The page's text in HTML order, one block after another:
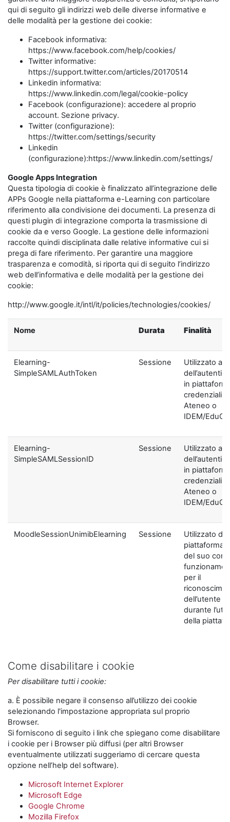
qui di seguito gli indirizzi web delle diverse informative e
delle modalità per la gestione dei cookie:
Facebook informativa:
https://www.facebook.com/help/cookies/
Twitter informative:
https://support.twitter.com/articles/20170514
Linkedin informativa:
https://www.linkedin.com/legal/cookie-policy
Facebook (configurazione): accedere al proprio
account. Sezione privacy.
Twitter (configurazione):
https://twitter.com/settings/security
Linkedin
(configurazione):https://www.linkedin.com/settings/
Google Apps Integration
Questa tipologia di cookie è finalizzato all’integrazione delle
APPs Google nella piattaforma e-Learning con particolare
riferimento alla condivisione dei documenti. La presenza di
questi plugin di integrazione comporta la trasmissione di
cookie da e verso Google. La gestione delle informazioni
raccolte quindi disciplinata dalle relative informative cui si
prega di fare riferimento. Per garantire una maggiore
trasparenza e comodità, si riporta qui di seguito l’indirizzo
web dell’informativa e delle modalità per la gestione dei
cookie:
http://www.google.it/intl/it/policies/technologies/cookies/
Nome Durata Finalità
Elearning-
SimpleSAMLAuthToken
Sessione
Utilizzato ai
in
credenziali di
Ateneo o
IDEM/
Elearning-
SimpleSAMLSessionID
Sessione
Utilizzato ai
in
credenziali di
Ateneo o
IDEM/
MoodleSessionUnimibElearning Sessione
Utilizzato
piattaforma
del suo
per il
dell’utente
durante
della
Come disabilitare i cookie
Per disabilitare tutti i cookie:
a. È possibile negare il consenso all’utilizzo dei cookie
selezionando l'impostazione appropriata sul proprio
Browser.
Si forniscono di seguito i link che spiegano come disabilitare
i cookie per i Browser più diffusi (per altri Browser
eventualmente utilizzati suggeriamo di cercare questa
opzione nell’help del software).
Microsoft Internet Explorer
Microsoft Edge
Google Chrome
Mozilla Firefox